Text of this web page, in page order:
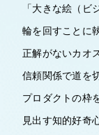
「大きな絵（
輪を回すことに
正解がないカオ
信頼関係で道を
プロダクトの枠
見出す知的好奇